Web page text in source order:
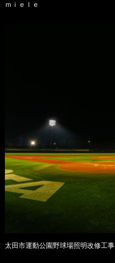
ｍｉｅｌｅ
太田市運動公園野球場照明改修工事